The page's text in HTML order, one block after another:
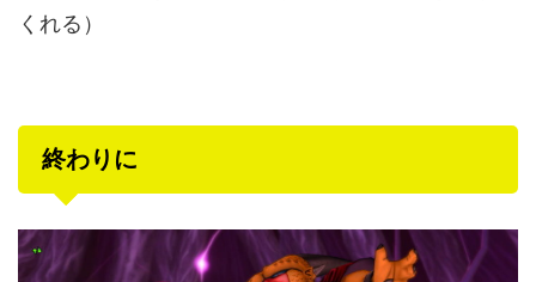
くれる）
終わりに